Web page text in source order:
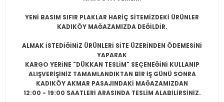
YENİ BASIM SIFIR PLAKLAR HARİÇ SİTEMİZDEKİ ÜRÜNLER
KADIKÖY MAĞAZAMIZDA DEĞİLDİR.
ALMAK İSTEDİĞİNİZ ÜRÜNLERİ SİTE ÜZERİNDEN ÖDEMESİNİ
YAPARAK
KARGO YERİNE "DÜKKAN TESLİM" SEÇENEĞİNİ KULLANIP
ALIŞVERİŞİNİZ TAMAMLANDIKTAN BİR İŞ GÜNÜ SONRA
KADIKÖY AKMAR PASAJINDAKİ MAĞAZAMIZDAN
12:00 - 19:00 SAATLERİ ARASINDA TESLİM ALABİLİRSİNİZ.